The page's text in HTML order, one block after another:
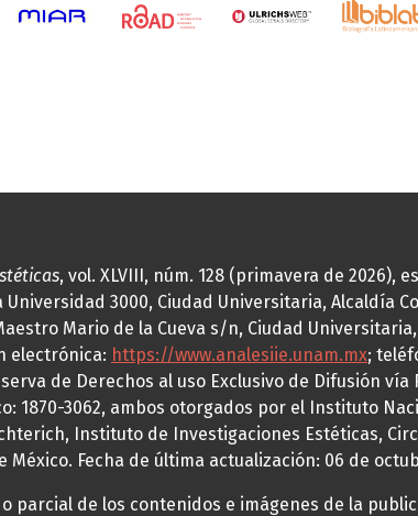
, vol. XLVIII, núm. 128 (primavera de
3000, Ciudad Universitaria, Alcaldía
Mario de la Cueva s/n, Ciudad Universitaria,
electrónica: https://www.analesiie.unam.mx;
de Derechos al uso Exclusivo de Difusión vía
1870-3062, ambos otorgados por el Instituto
Instituto de Investigaciones Estéticas,
México. Fecha de última actualización: 06 de
parcial de los contenidos e imágenes de la